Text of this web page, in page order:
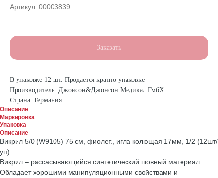
Артикул: 00003839
Заказать
В упаковке 12 шт. Продается кратно упаковке
Производитель: Джонсон&Джонсон Медикал ГмбХ
Страна: Германия
Описание
Маркировка
Упаковка
Описание
Викрил 5/0 (W9105) 75 см, фиолет., игла колющая 17мм, 1/2 (12шт/
уп).
Викрил – рассасывающийся синтетический шовный материал.
Обладает хорошими манипуляционными свойствами и